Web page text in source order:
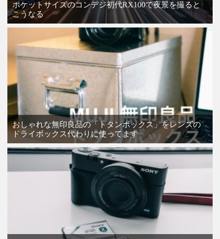
ポケットサイズのコンデジ初代RX100で夜景を撮ると
こうなる
おしゃれな無印良品の「トタンボックス」をレンズの
ドライボックス代わりに使ってます